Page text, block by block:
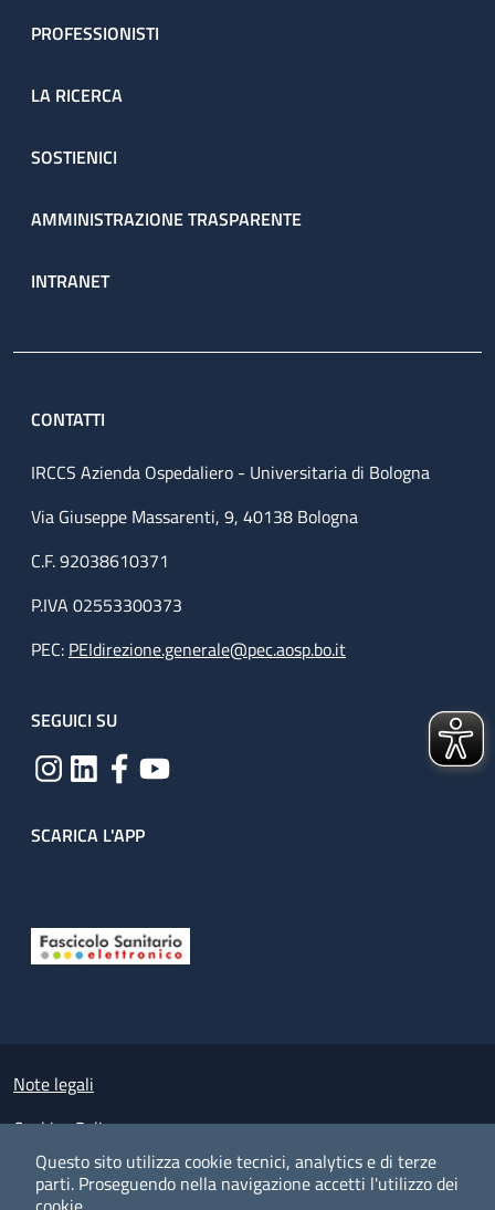
Questo sito utilizza cookie tecnici, analytics e di terze
parti. Proseguendo nella navigazione accetti l'utilizzo dei
PROFESSIONISTI
LA RICERCA
SOSTIENICI
AMMINISTRAZIONE TRASPARENTE
INTRANET
CONTATTI
IRCCS Azienda Ospedaliero - Universitaria di Bologna
Via Giuseppe Massarenti, 9, 40138 Bologna
C.F. 92038610371
P.IVA 02553300373
PEC: PEIdirezione.generale@pec.aosp.bo.it
SEGUICI SU
SCARICA L'APP
Small prints
Note legali
Cookies Policy
Policy privacy e protezione del dato personale